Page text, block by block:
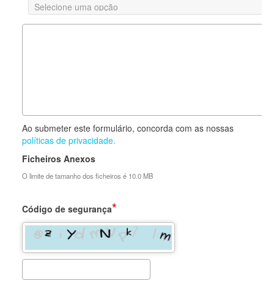
Ao submeter este formulário, concorda com as nossas
políticas de privacidade.
Ficheiros Anexos
O limite de tamanho dos ficheiros é 10.0 MB
Código de segurança